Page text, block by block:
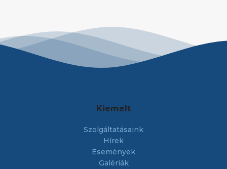
Kiemelt
Szolgáltatásaink
Hírek
Események
Galériák